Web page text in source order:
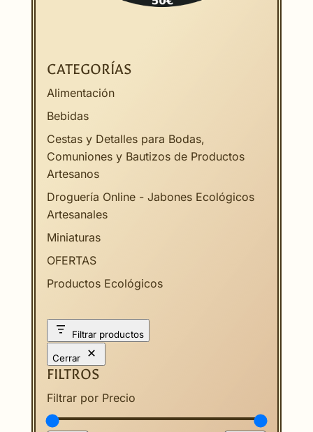
CATEGORÍAS
Alimentación
Bebidas
Cestas y Detalles para Bodas,
Comuniones y Bautizos de Productos
Artesanos
Droguería Online - Jabones Ecológicos
Artesanales
Miniaturas
OFERTAS
Productos Ecológicos
Filtrar productos
Cerrar
FILTROS
Filtrar por Precio